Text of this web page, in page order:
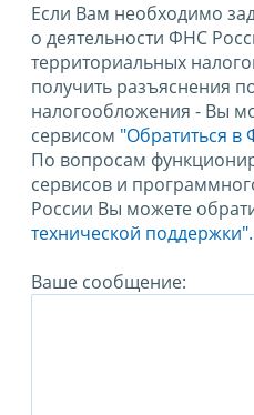
Если Вам необходимо
о деятельности ФНС
территориальных
получить разъяснения
налогообложения - Вы
сервисом "Обратиться в
По вопросам
сервисов и
России Вы можете
технической поддержки".
Ваше сообщение: